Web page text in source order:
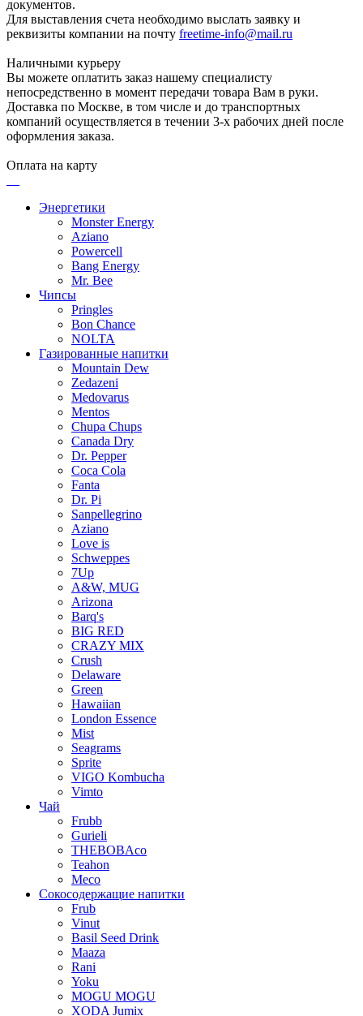
документов.
Для выставления счета необходимо выслать заявку и
реквизиты компании на почту freetime-info@mail.ru
Наличными курьеру
Вы можете оплатить заказ нашему специалисту
непосредственно в момент передачи товара Вам в руки.
Доставка по Москве, в том числе и до транспортных
компаний осуществляется в течении 3-х рабочих дней после
оформления заказа.
Оплата на карту
Энергетики
Monster Energy
Aziano
Powercell
Bang Energy
Mr. Bee
Чипсы
Pringles
Bon Chance
NOLTA
Газированные напитки
Mountain Dew
Zedazeni
Medovarus
Mentos
Chupa Chups
Canada Dry
Dr. Pepper
Coca Cola
Fanta
Dr. Pi
Sanpellegrino
Aziano
Love is
Schweppes
7Up
A&W, MUG
Arizona
Barq's
BIG RED
CRAZY MIX
Crush
Delaware
Green
Hawaiian
London Essence
Mist
Seagrams
Sprite
VIGO Kombucha
Vimto
Чай
Frubb
Gurieli
THEBOBAco
Teahon
Meco
Сокосодержащие напитки
Frub
Vinut
Basil Seed Drink
Maaza
Rani
Yoku
MOGU MOGU
XODA Jumix